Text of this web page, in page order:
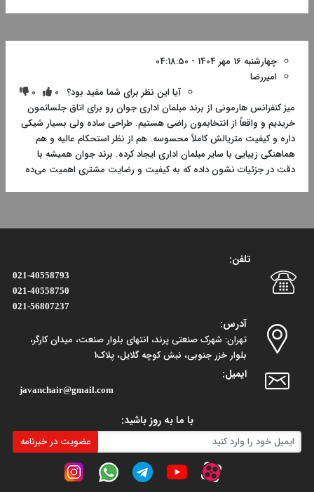
چهارشنبه 16 مهر 1404 - 04:18:50
امیررضا
آیا این نظر برای شما مفید بود؟ 0
0
میز کنفرانس هارمونی از برند مبلمان اداری جوان رو برای اتاق جلساتمون
خریدیم و واقعاً از انتخابمون راضی هستیم. طراحی ساده ولی بسیار شیکی
داره و کیفیت متریالش کاملاً محسوسه. هم از نظر استحکام عالیه و هم
هماهنگی زیبایی با سایر مبلمان اداری ایجاد کرده. برند جوان همیشه با
دقت در جزئیات نشون داده که به کیفیت و رضایت مشتری اهمیت می‌ده
تلفن:
021-40558793
021-40558750
021-56807237
آدرس:
تهران: شهرک صنعتی پرند، انتهای بلوار صنعت، میدان کارگر،
بلوار خزر جنوبی، نبش کوچه گلایل، پلاک1
ایمیل:
javanchair@gmail.com
با ما به روز باشید:
عضویت در خبرنامه